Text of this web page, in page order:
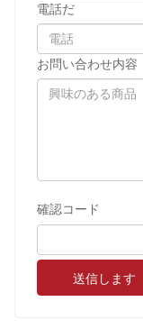
電話だ
お問い合わせ内容
確認コード
送信します